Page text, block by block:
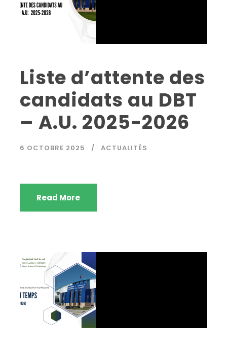
Liste d’attente des
candidats au DBT
– A.U. 2025-2026
6 OCTOBRE 2025 ACTUALITÉS
Read More